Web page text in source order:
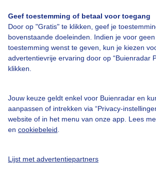
Geef toestemming of betaal voor toegang
Door op "Gratis" te klikken, geef je
bovenstaande doeleinden. Indien je voor
toestemming wenst te geven, kun je kiezen
advertentievrije ervaring door op “Buienradar
klikken.
Jouw keuze geldt enkel voor Buienradar en
aanpassen of intrekken via “Privacy-
website of in het menu van onze app. Lees
en cookiebeleid
Lijst met advertentiepartners
Toegankelijkheid
Gebruikersvoorwaarden
Adverteren
Cookie beleid
Privacy instellingen